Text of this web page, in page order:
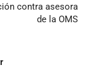
contra asesora
de la OMS